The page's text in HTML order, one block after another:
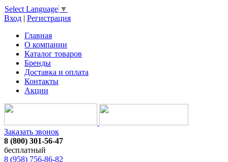
Select Language ▼
Вход | Регистрация
Главная
О компании
Каталог товаров
Бренды
Доставка и оплата
Контакты
Акции
Заказать звонок
8 (800) 301-56-47
бесплатный
8 (958) 756-86-82